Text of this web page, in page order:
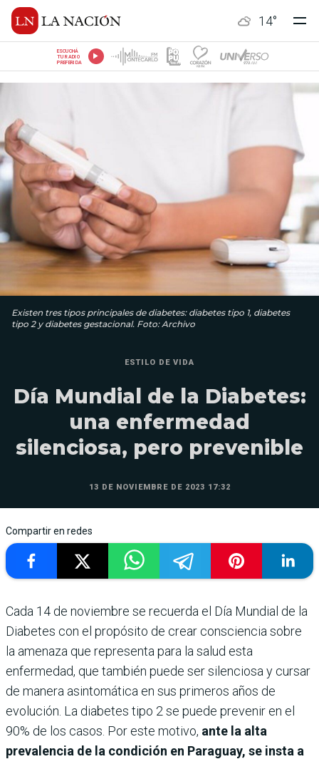
14°
ESCUCHÁ
TU RADIO
PREFERIDA
Existen tres tipos principales de diabetes: diabetes tipo 1, diabetes
tipo 2 y diabetes gestacional. Foto: Archivo
ESTILO DE VIDA
Día Mundial de la Diabetes:
una enfermedad
silenciosa, pero prevenible
13 DE NOVIEMBRE DE 2023 17:32
Compartir en redes
Cada 14 de noviembre se recuerda el Día Mundial de la
Diabetes con el propósito de crear consciencia sobre
la amenaza que representa para la salud esta
enfermedad, que también puede ser silenciosa y cursar
de manera asintomática en sus primeros años de
evolución. La diabetes tipo 2 se puede prevenir en el
90% de los casos. Por este motivo, ante la alta
prevalencia de la condición en Paraguay, se insta a